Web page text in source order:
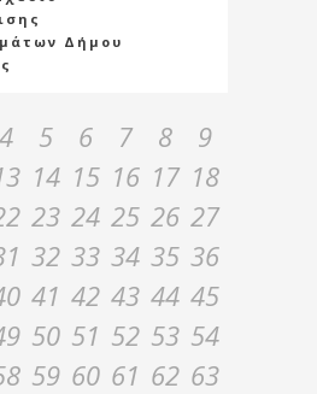
Δήμου
4 5 6 7 8
9
14 15 16 17 18
23 24 25 26 27
32 33 34 35 36
41 42 43 44 45
50 51 52 53 54
59 60 61 62 63